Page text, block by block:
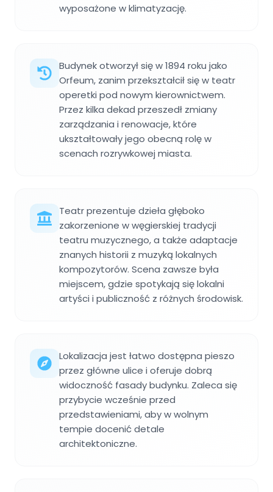
wyposażone w klimatyzację.
Budynek otworzył się w 1894 roku jako
Orfeum, zanim przekształcił się w teatr
operetki pod nowym kierownictwem.
Przez kilka dekad przeszedł zmiany
zarządzania i renowacje, które
ukształtowały jego obecną rolę w
scenach rozrywkowej miasta.
Teatr prezentuje dzieła głęboko
zakorzenione w węgierskiej tradycji
teatru muzycznego, a także adaptacje
znanych historii z muzyką lokalnych
kompozytorów. Scena zawsze była
miejscem, gdzie spotykają się lokalni
artyści i publiczność z różnych środowisk.
Lokalizacja jest łatwo dostępna pieszo
przez główne ulice i oferuje dobrą
widoczność fasady budynku. Zaleca się
przybycie wcześnie przed
przedstawieniami, aby w wolnym
tempie docenić detale
architektoniczne.